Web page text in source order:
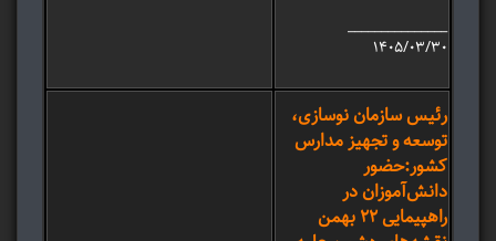
_______________
۱۴۰۵/۰۳/۳۰
رئیس سازمان نوسازی،
توسعه و تجهیز مدارس
کشور:حضور
دانش‌آموزان در
راهپیمایی 22 بهمن